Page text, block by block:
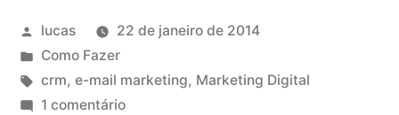
lucas
22 de janeiro de 2014
Como Fazer
crm, e-mail marketing, Marketing Digital
1 comentário